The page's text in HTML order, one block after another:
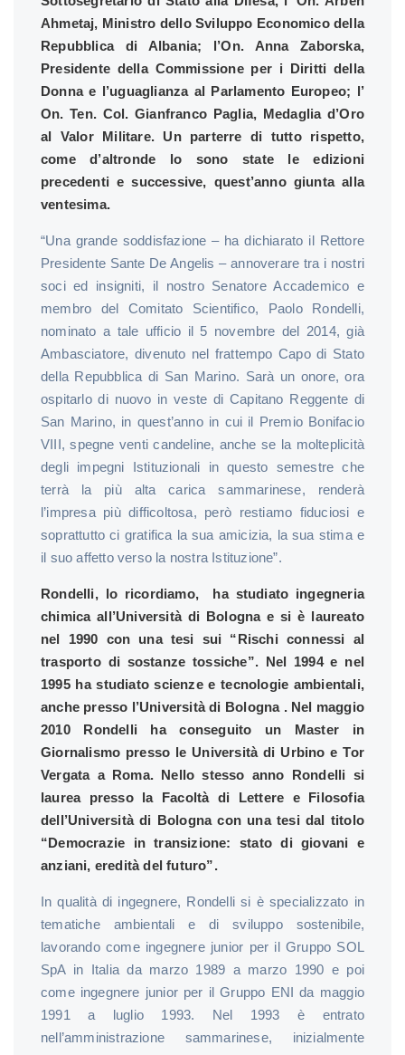
Ahmetaj, Ministro dello Sviluppo Economico della
Repubblica di Albania; l’On. Anna Zaborska,
Presidente della Commissione per i Diritti della
Donna e l’uguaglianza al Parlamento Europeo; l’
On. Ten. Col. Gianfranco Paglia, Medaglia d’Oro
al Valor Militare. Un parterre di tutto rispetto,
come d’altronde lo sono state le edizioni
precedenti e successive, quest’anno giunta alla
ventesima.
“Una grande soddisfazione – ha dichiarato il Rettore
Presidente Sante De Angelis – annoverare tra i nostri
soci ed insigniti, il nostro Senatore Accademico e
membro del Comitato Scientifico, Paolo Rondelli,
nominato a tale ufficio il 5 novembre del 2014, già
Ambasciatore, divenuto nel frattempo Capo di Stato
della Repubblica di San Marino. Sarà un onore, ora
ospitarlo di nuovo in veste di Capitano Reggente di
San Marino, in quest’anno in cui il Premio Bonifacio
VIII, spegne venti candeline, anche se la molteplicità
degli impegni Istituzionali in questo semestre che
terrà la più alta carica sammarinese, renderà
l’impresa più difficoltosa, però restiamo fiduciosi e
soprattutto ci gratifica la sua amicizia, la sua stima e
il suo affetto verso la nostra Istituzione”.
Rondelli, lo ricordiamo, ha studiato ingegneria
chimica all’Università di Bologna e si è laureato
nel 1990 con una tesi sui “Rischi connessi al
trasporto di sostanze tossiche”. Nel 1994 e nel
1995 ha studiato scienze e tecnologie ambientali,
anche presso l’Università di Bologna . Nel maggio
2010 Rondelli ha conseguito un Master in
Giornalismo presso le Università di Urbino e Tor
Vergata a Roma. Nello stesso anno Rondelli si
laurea presso la Facoltà di Lettere e Filosofia
dell’Università di Bologna con una tesi dal titolo
“Democrazie in transizione: stato di giovani e
anziani, eredità del futuro”.
In qualità di ingegnere, Rondelli si è specializzato in
tematiche ambientali e di sviluppo sostenibile,
lavorando come ingegnere junior per il Gruppo SOL
SpA in Italia da marzo 1989 a marzo 1990 e poi
come ingegnere junior per il Gruppo ENI da maggio
1991 a luglio 1993. Nel 1993 è entrato
nell’amministrazione sammarinese, inizialmente